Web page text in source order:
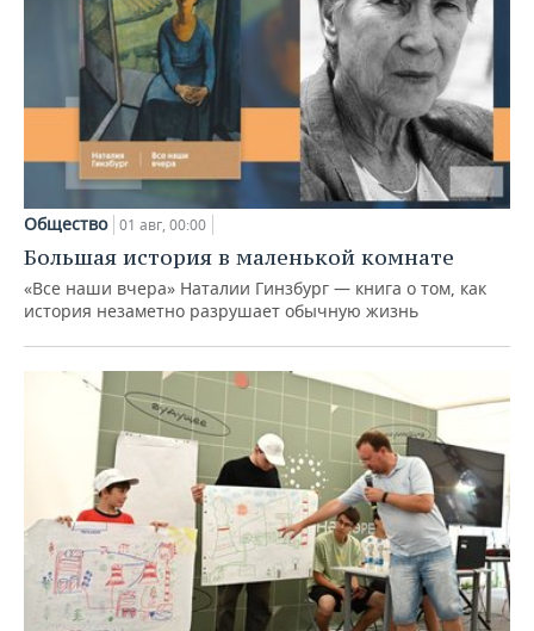
Общество 01 авг, 00:00
Большая история в маленькой комнате
«Все наши вчера» Наталии Гинзбург — книга о том, как
история незаметно разрушает обычную жизнь